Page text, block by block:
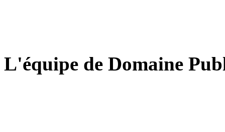
L'équipe de Domaine